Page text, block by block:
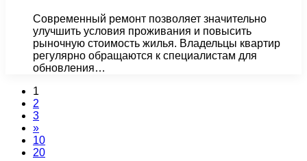
Современный ремонт позволяет значительно
улучшить условия проживания и повысить
рыночную стоимость жилья. Владельцы квартир
регулярно обращаются к специалистам для
обновления…
1
2
3
»
10
20